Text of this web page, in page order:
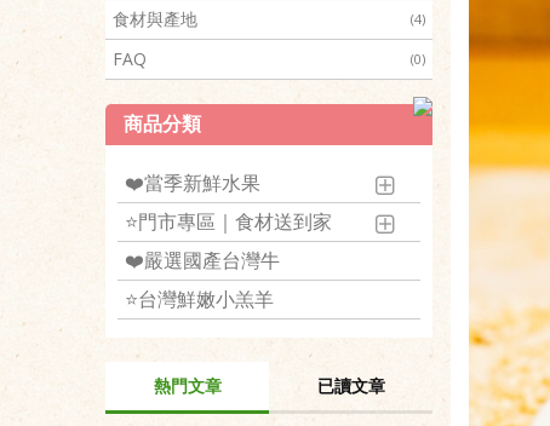
(4)
食材與產地
(0)
FAQ
商品分類
❤️當季新鮮水果
⭐️門市專區｜食材送到家
❤️嚴選國產台灣牛
⭐️台灣鮮嫩小羔羊
熱門文章 已讀文章